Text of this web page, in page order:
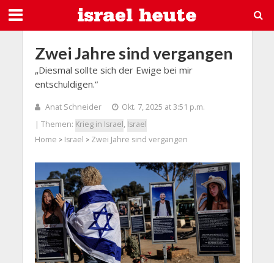
Zwei Jahre sind vergangen
„Diesmal sollte sich der Ewige bei mir
entschuldigen.“
Anat Schneider
Okt. 7, 2025 at 3:51 p.m.
| Themen: Krieg in Israel, Israel
Home > Israel > Zwei Jahre sind vergangen